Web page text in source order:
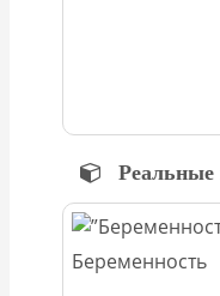
Реальные
Беременность